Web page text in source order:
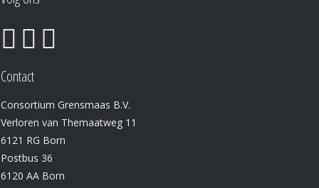
Contact
Consortium Grensmaas B.V.
Verloren van Themaatweg 11
6121 RG Born
Postbus 36
6120 AA Born